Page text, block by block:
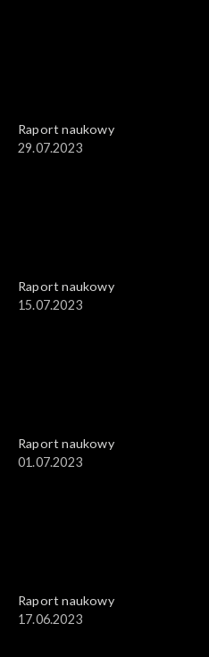
Raport naukowy
29.07.2023
Raport naukowy
15.07.2023
Raport naukowy
01.07.2023
Raport naukowy
17.06.2023